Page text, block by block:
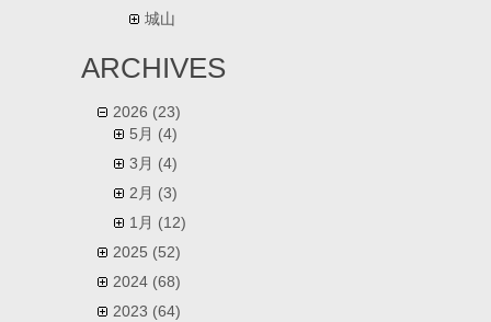
城山
ARCHIVES
2026 (23)
5月 (4)
3月 (4)
2月 (3)
1月 (12)
2025 (52)
2024 (68)
2023 (64)